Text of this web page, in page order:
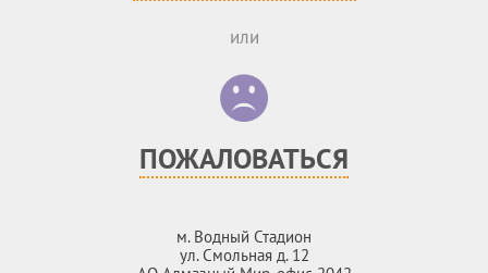
или
ПОЖАЛОВАТЬСЯ
м. Водный Стадион
ул. Смольная д. 12